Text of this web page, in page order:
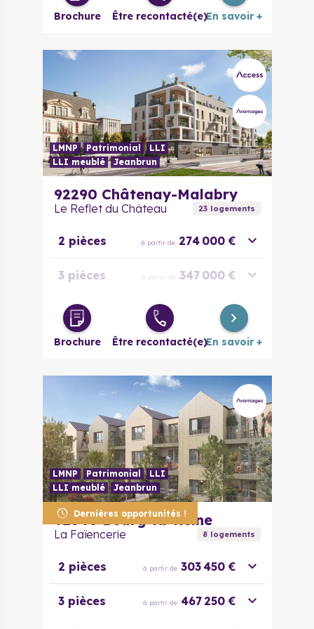
Brochure Être recontacté(e)En savoir +
LMNP Patrimonial
LLI
LLI meublé
Jeanbrun
92290 Châtenay-Malabry
Le Reflet du Château 23logements
2 pièces à partir de 274 000 €
3 pièces à partir de 347 000 €
4 pièces à partir de 404 000 €
Brochure Être recontacté(e)En savoir +
Dernières opportunités !
LMNP Patrimonial
LLI
LLI meublé
Jeanbrun
92340 Bourg-la-Reine
La Faïencerie 8logements
2 pièces à partir de 303 450 €
3 pièces à partir de 467 250 €